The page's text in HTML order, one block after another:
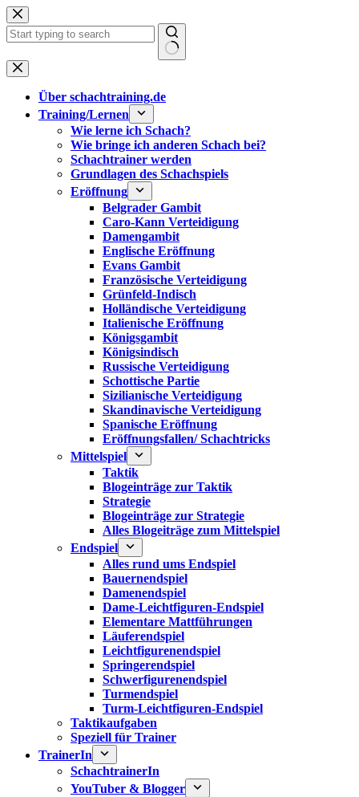
Zum
Inhalt
springen
Keine
Ergebnisse
Über schachtraining.de
Training/Lernen
Wie lerne ich Schach?
Wie bringe ich anderen Schach bei?
Schachtrainer werden
Grundlagen des Schachspiels
Eröffnung
Belgrader Gambit
Caro-Kann Verteidigung
Damengambit
Englische Eröffnung
Evans Gambit
Französische Verteidigung
Grünfeld-Indisch
Holländische Verteidigung
Italienische Eröffnung
Königsgambit
Königsindisch
Russische Verteidigung
Schottische Partie
Sizilianische Verteidigung
Skandinavische Verteidigung
Spanische Eröffnung
Eröffnungsfallen/ Schachtricks
Mittelspiel
Taktik
Blogeinträge zur Taktik
Strategie
Blogeinträge zur Strategie
Alles Blogeiträge zum Mittelspiel
Endspiel
Alles rund ums Endspiel
Bauernendspiel
Damenendspiel
Dame-Leichtfiguren-Endspiel
Elementare Mattführungen
Läuferendspiel
Leichtfigurenendspiel
Springerendspiel
Schwerfigurenendspiel
Turmendspiel
Turm-Leichtfiguren-Endspiel
Taktikaufgaben
Speziell für Trainer
TrainerIn
SchachtrainerIn
YouTuber & Blogger